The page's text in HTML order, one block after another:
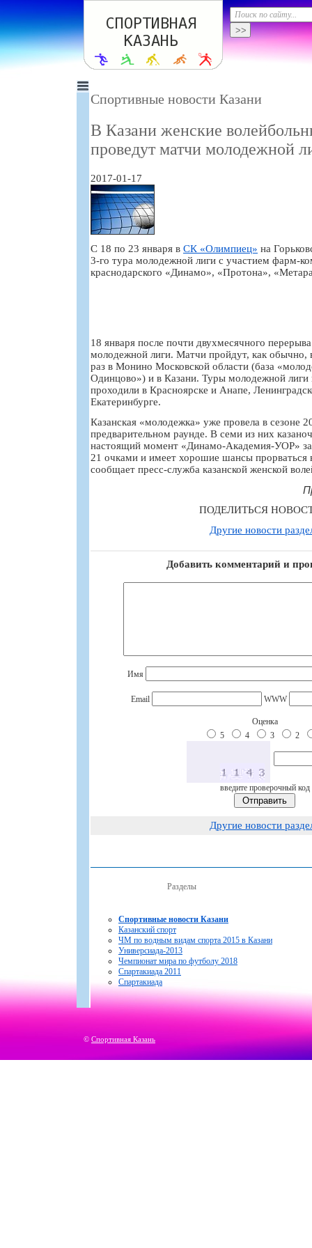
Спортивные новости Казани
В Казани женские
проведут матчи молодежной
2017-01-17
С 18 по 23 января в СК «Олимпиец» на
3-го тура молодежной лиги с участием фарм-
краснодарского «Динамо», «Протона»,
18 января после почти двухмесячного
молодежной лиги. Матчи пройдут, как обычно,
раз в Монино Московской области (база
Одинцово») и в Казани. Туры молодежной
проходили в Красноярске и Анапе,
Екатеринбурге.
Казанская «молодежка» уже провела в сезоне
предварительном раунде. В семи из них
настоящий момент «Динамо-Академия-УОР»
21 очками и имеет хорошие шансы прорваться
сообщает пресс-служба казанской женской
ПОДЕЛИТЬСЯ
Другие новости
Добавить комментарий и
Имя
Email WWW
Оценка
5
4 3 2
введите проверочный код
Другие новости
Разделы
Спортивные новости Казани
Казанский спорт
ЧМ по водным видам спорта 2015 в Казани
Универсиада-2013
Чемпионат мира по футболу 2018
Спартакиада 2011
Спартакиада
© Спортивная Казань